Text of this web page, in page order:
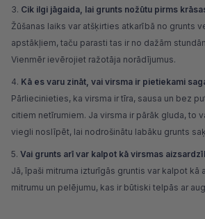
Cik ilgi jāgaida, lai grunts nožūtu pirms
Žūšanas laiks var atšķirties atkarībā no grunts
apstākļiem, taču parasti tas ir no dažām
Vienmēr ievērojiet ražotāja norādījumus.
Kā es varu zināt, vai virsma ir pietiekami
Pārliecinieties, ka virsma ir tīra, sausa un bez
citiem netīrumiem. Ja virsma ir pārāk gluda, to
viegli noslīpēt, lai nodrošinātu labāku grunts
Vai grunts arī var kalpot kā virsmas
Jā, īpaši mitruma izturīgās gruntis var kalpot
mitrumu un pelējumu, kas ir būtiski telpās ar